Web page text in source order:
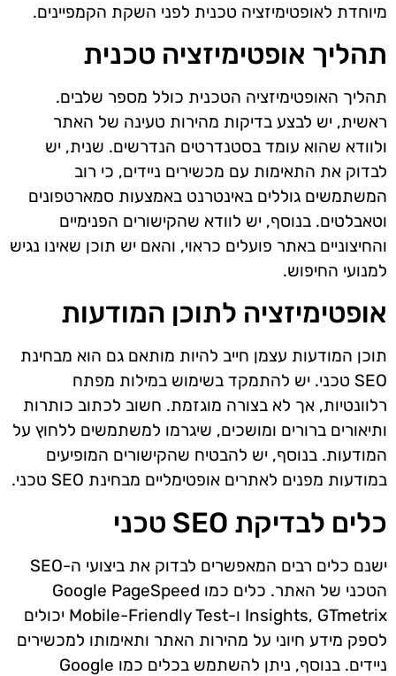
מיוחדת לאופטימיזציה טכנית לפני השקת הקמפיינים.
תהליך אופטימיזציה טכנית
תהליך האופטימיזציה הטכנית כולל מספר שלבים.
ראשית, יש לבצע בדיקות מהירות טעינה של האתר
ולוודא שהוא עומד בסטנדרטים הנדרשים. שנית, יש
לבדוק את התאימות עם מכשירים ניידים, כי רוב
המשתמשים גוללים באינטרנט באמצעות סמארטפונים
וטאבלטים. בנוסף, יש לוודא שהקישורים הפנימיים
והחיצוניים באתר פועלים כראוי, והאם יש תוכן שאינו נגיש
למנועי החיפוש.
אופטימיזציה לתוכן המודעות
תוכן המודעות עצמן חייב להיות מותאם גם הוא מבחינת
SEO טכני. יש להתמקד בשימוש במילות מפתח
רלוונטיות, אך לא בצורה מוגזמת. חשוב לכתוב כותרות
ותיאורים ברורים ומושכים, שיגרמו למשתמשים ללחוץ על
המודעות. בנוסף, יש להבטיח שהקישורים המופיעים
במודעות מפנים לאתרים אופטימליים מבחינת SEO טכני.
כלים לבדיקת SEO טכני
ישנם כלים רבים המאפשרים לבדוק את ביצועי ה-SEO
הטכני של האתר. כלים כמו Google PageSpeed
Insights, GTmetrix ו-Mobile-Friendly Test יכולים
לספק מידע חיוני על מהירות האתר ותאימותו למכשירים
ניידים. בנוסף, ניתן להשתמש בכלים כמו Google